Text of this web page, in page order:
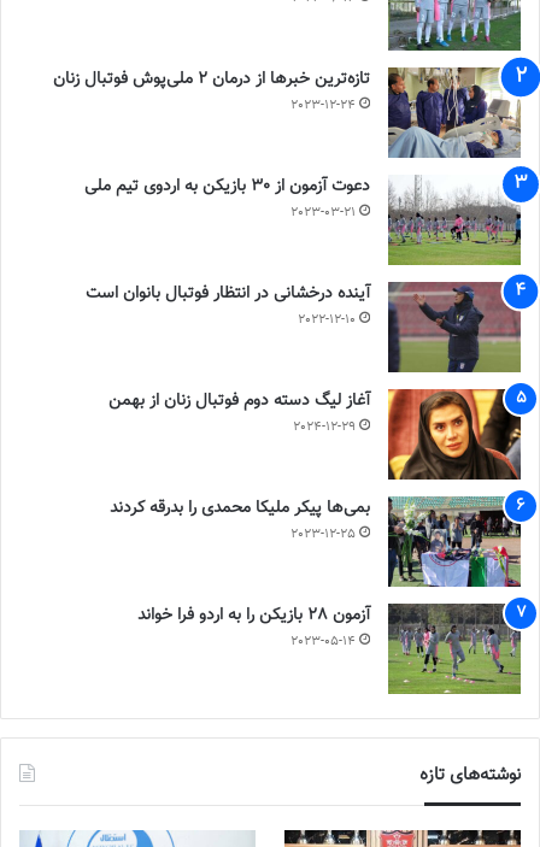
تازه‌ترین خبرها از درمان ۲ ملی‌پوش فوتبال زنان
2023-12-24
دعوت آزمون از 30 بازیکن به اردوی تیم ملی
2023-03-21
آینده درخشانی در انتظار فوتبال بانوان است
2022-12-10
آغاز لیگ دسته دوم فوتبال زنان از بهمن
2024-12-29
بمی‌ها پیکر ملیکا محمدی را بدرقه کردند
2023-12-25
آزمون 28 بازیکن را به اردو فرا خواند
2023-05-14
نوشته‌های تازه